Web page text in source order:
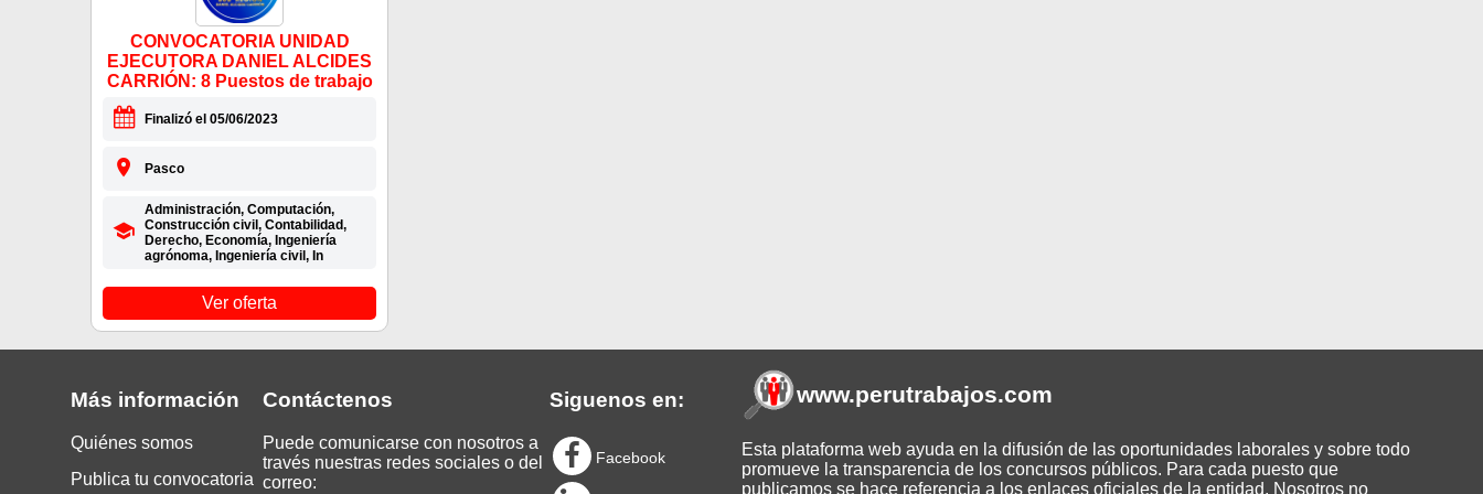
CONVOCATORIA UNIDAD
EJECUTORA DANIEL ALCIDES
CARRIÓN: 8 Puestos de trabajo
Finalizó el 05/06/2023
Pasco
Administración, Computación,
Construcción civil, Contabilidad,
Derecho, Economía, Ingeniería
agrónoma, Ingeniería civil, In
Ver oferta
Más información
Quiénes somos
Publica tu convocatoria
Contáctenos
Puede comunicarse con nosotros a
través nuestras redes sociales o del
correo:
Siguenos en:
Facebook
www.perutrabajos.com
Esta plataforma web ayuda en la difusión de las oportunidades laborales y sobre todo
promueve la transparencia de los concursos públicos. Para cada puesto que
publicamos se hace referencia a los enlaces oficiales de la entidad. Nosotros no